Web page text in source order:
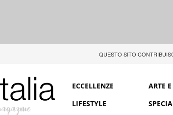
QUESTO SITO
ECCELLENZE ARTE
LIFESTYLE